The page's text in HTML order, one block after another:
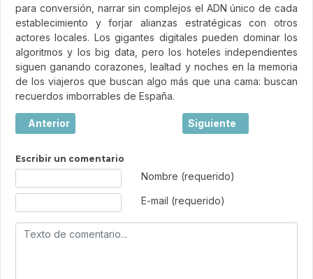
para conversión, narrar sin complejos el ADN único de cada
establecimiento y forjar alianzas estratégicas con otros
actores locales. Los gigantes digitales pueden dominar los
algoritmos y los big data, pero los hoteles independientes
siguen ganando corazones, lealtad y noches en la memoria
de los viajeros que buscan algo más que una cama: buscan
recuerdos imborrables de España.
Artículo anterior: Viajar: mucho más que hacer turismo
Anterior Artículo siguiente: El
Siguiente
Escribir un comentario
Nombre (requerido)
E-mail (requerido)